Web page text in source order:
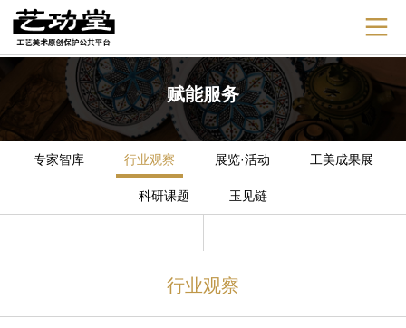
赋能服务
专家智库 行业观察 展览·活动 工美成果展
科研课题 玉见链
行业观察